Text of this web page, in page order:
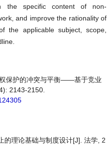
the specific content of non-
and improve the rationality of
the applicable subject, scope,
保护的冲突与平衡——基于竞业
2143-2150.
的理论基础与制度设计[J]. 法学, 2